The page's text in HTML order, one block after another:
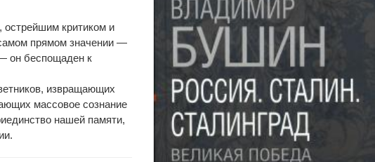
критиком и
прямом значении —
он беспощаден к
извращающих
массовое сознание
нашей памяти,